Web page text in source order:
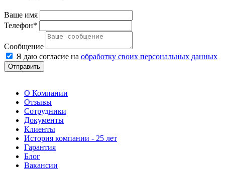
Ваше имя
Телефон*
Сообщение
Я даю согласие на обработку своих персональных данных
Отправить
О Компании
Отзывы
Сотрудники
Документы
Клиенты
История компании - 25 лет
Гарантия
Блог
Вакансии